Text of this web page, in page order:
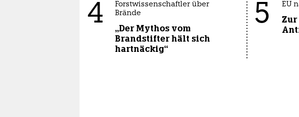
4
Forstwissenschaftler über
Brände
„Der Mythos vom
Brandstifter hält sich
hartnäckig“
5 EU
Zur